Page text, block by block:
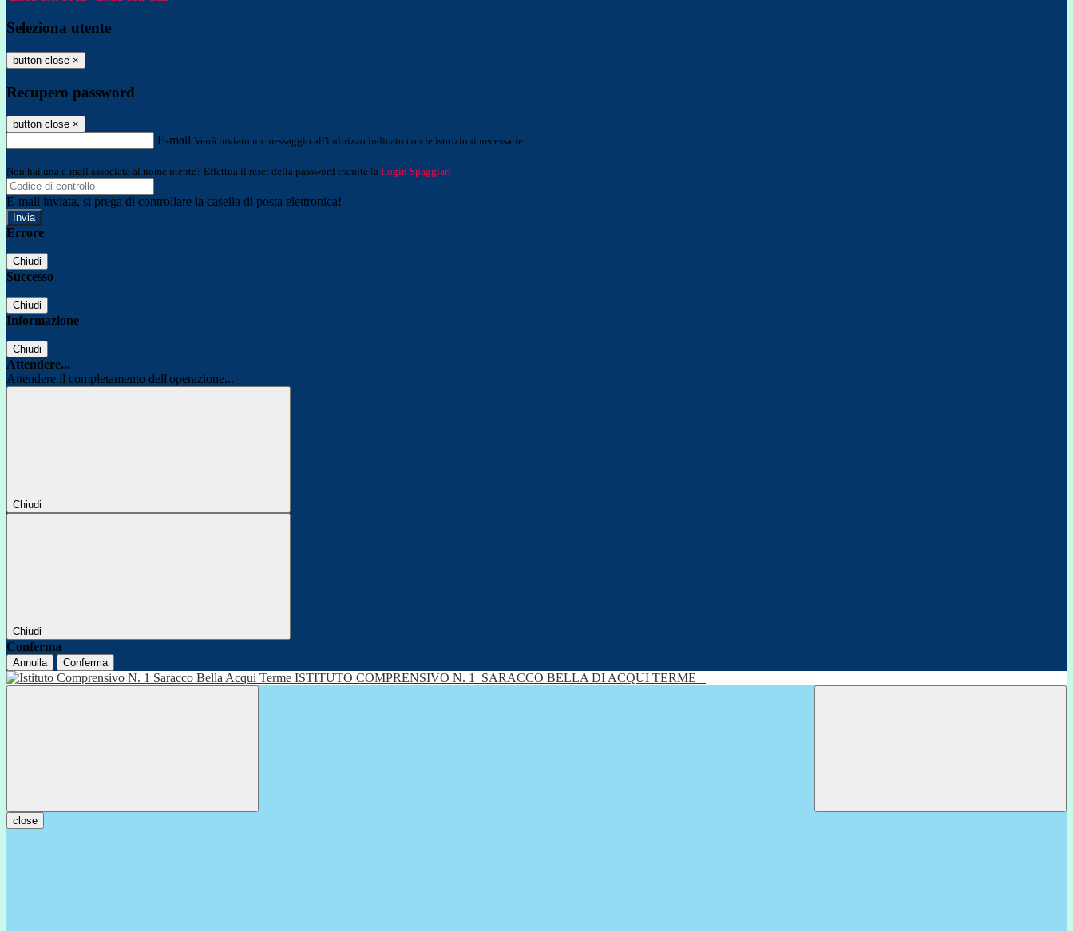
Seleziona utente
button close ×
Recupero password
button close ×
E-mail Verrà inviato un messaggio all'indirizzo indicato con le istruzioni necessarie.
Non hai una e-mail associata al nome utente? Effettua il reset della password tramite la Login Spaggiari
E-mail inviata, si prega di controllare la casella di posta elettronica!
Errore
Chiudi
Successo
Chiudi
Informazione
Chiudi
Attendere...
Attendere il completamento dell'operazione...
Chiudi
Chiudi
Conferma
Annulla Conferma
ISTITUTO COMPRENSIVO N. 1 SARACCO BELLA DI ACQUI TERME
close